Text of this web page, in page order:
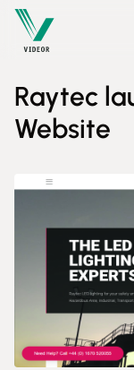
Direkt zum Inhalt
Raytec
Website